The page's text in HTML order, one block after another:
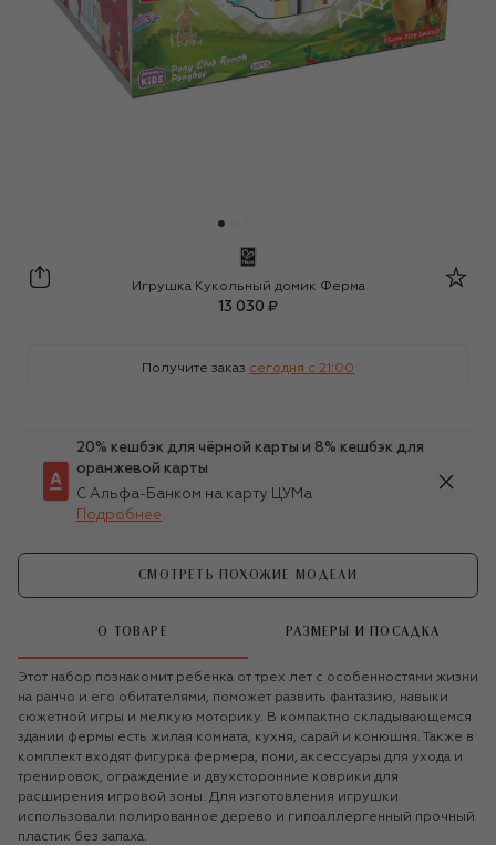
Hape
Игрушка Кукольный домик Ферма
13 030 ₽
Получите заказ сегодня c 21:00
20% кешбэк для чёрной карты и 8% кешбэк для
оранжевой карты
С Альфа-Банком на карту ЦУМа
Подробнее
СМОТРЕТЬ ПОХОЖИЕ МОДЕЛИ
О ТОВАРЕ РАЗМЕРЫ И ПОСАДКА
Этот набор познакомит ребенка от трех лет с особенностями жизни
на ранчо и его обитателями, поможет развить фантазию, навыки
сюжетной игры и мелкую моторику. В компактно складывающемся
здании фермы есть жилая комната, кухня, сарай и конюшня. Также в
комплект входят фигурка фермера, пони, аксессуары для ухода и
тренировок, ограждение и двухсторонние коврики для
расширения игровой зоны. Для изготовления игрушки
использовали полированное дерево и гипоаллергенный прочный
пластик без запаха.